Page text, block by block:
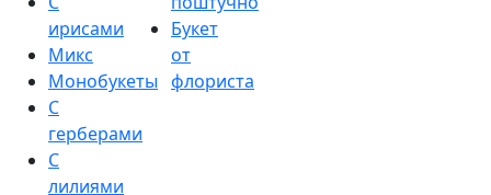
ирисами
Микс
Монобукеты
С
герберами
С
лилиями
Букет
от
флориста